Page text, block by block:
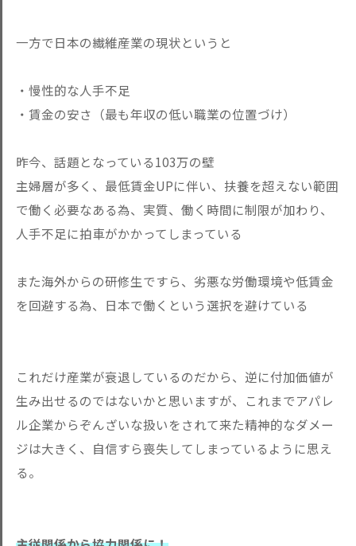
一方で日本の繊維産業の現状というと
・慢性的な人手不足
・賃金の安さ（最も年収の低い職業の位置づけ）
昨今、話題となっている103万の壁
主婦層が多く、最低賃金UPに伴い、扶養を超えない範囲
で働く必要なある為、実質、働く時間に制限が加わり、
人手不足に拍車がかかってしまっている
また海外からの研修生ですら、劣悪な労働環境や低賃金
を回避する為、日本で働くという選択を避けている
これだけ産業が衰退しているのだから、逆に付加価値が
生み出せるのではないかと思いますが、これまでアパレ
ル企業からぞんざいな扱いをされて来た精神的なダメー
ジは大きく、自信すら喪失してしまっているように思え
る。